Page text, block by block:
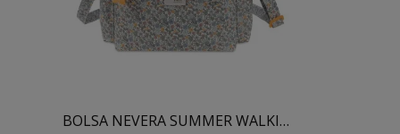
BOLSA NEVERA SUMMER WALKING MUM